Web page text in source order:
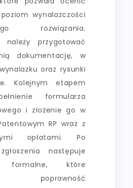
wynalazczości
rozwiązania.
należy przygotować
dokumentację, w
oraz rysunki
Kolejnym etapem
formularza
i złożenie go w
RP wraz z
opłatami. Po
następuje
formalne, które
poprawność